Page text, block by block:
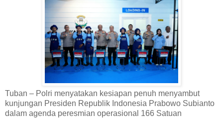
Tuban – Polri menyatakan kesiapan penuh menyambut
kunjungan Presiden Republik Indonesia Prabowo Subianto
dalam agenda peresmian operasional 166 Satuan